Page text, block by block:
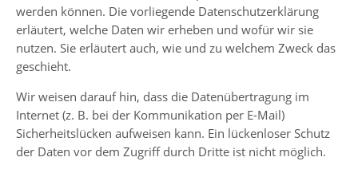
werden können. Die vorliegende Datenschutzerklärung
erläutert, welche Daten wir erheben und wofür wir sie
nutzen. Sie erläutert auch, wie und zu welchem Zweck das
geschieht.
Wir weisen darauf hin, dass die Datenübertragung im
Internet (z. B. bei der Kommunikation per E-Mail)
Sicherheitslücken aufweisen kann. Ein lückenloser Schutz
der Daten vor dem Zugriff durch Dritte ist nicht möglich.